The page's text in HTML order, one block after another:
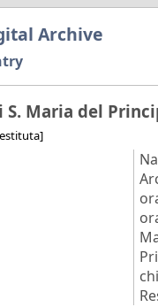
Archive
Maria del